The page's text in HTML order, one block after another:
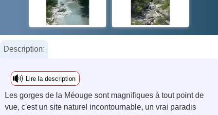
Description:
Lire la description
Les gorges de la Méouge sont magnifiques à tout point de
vue, c'est un site naturel incontournable, un vrai paradis